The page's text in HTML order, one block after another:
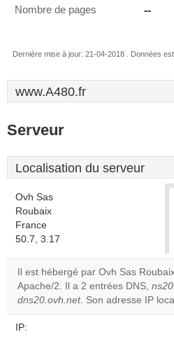
Nombre de pages --
Dernière mise à jour: 21-04-2018 . Données
www.A480.fr
Serveur
Localisation du serveur
Ovh Sas
Roubaix
France
50.7, 3.17
Il est hébergé par Ovh Sas
Apache/2. Il a 2 entrées DNS,
dns20.ovh.net. Son adresse IP
IP: